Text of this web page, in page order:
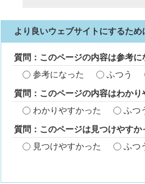
より良いウェブサイトにするた
質問：このページの内容は参考に
参考になった
ふつう
質問：このページの内容はわかり
わかりやすかった
ふつ
質問：このページは見つけやすか
見つけやすかった
ふつ